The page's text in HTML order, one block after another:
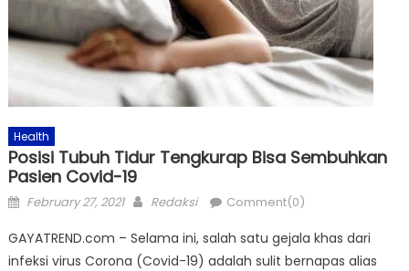
Health
Posisi Tubuh Tidur Tengkurap Bisa Sembuhkan
Pasien Covid-19
Posted
February 27, 2021 Author
Redaksi Comment(0)
GAYATREND.com – Selama ini, salah satu gejala khas dari
infeksi virus Corona (Covid-19) adalah sulit bernapas alias